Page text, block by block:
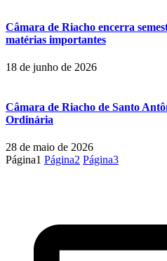
Câmara de Riacho encerra
matérias importantes
18 de junho de 2026
Câmara de Riacho de Santo
Ordinária
28 de maio de 2026
Página1 Página2 Página3